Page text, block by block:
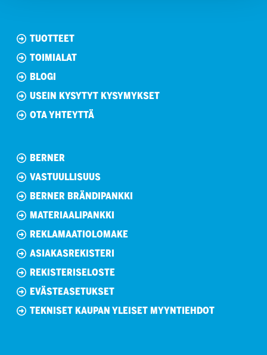
TUOTTEET
TOIMIALAT
BLOGI
USEIN KYSYTYT KYSYMYKSET
OTA YHTEYTTÄ
BERNER
VASTUULLISUUS
BERNER BRÄNDIPANKKI
MATERIAALIPANKKI
REKLAMAATIOLOMAKE
ASIAKASREKISTERI
REKISTERISELOSTE
EVÄSTEASETUKSET
TEKNISET KAUPAN YLEISET MYYNTIEHDOT